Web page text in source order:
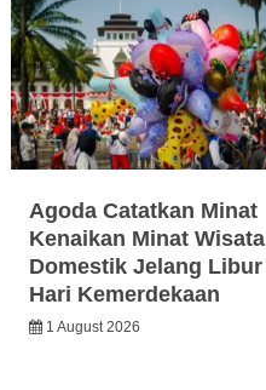
Agoda Catatkan Minat
Kenaikan Minat Wisata
Domestik Jelang Libur
Hari Kemerdekaan
1 August 2026